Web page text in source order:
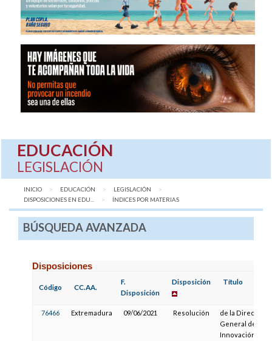
EDUCACIÓN
LEGISLACIÓN
INICIO EDUCACIÓN
LEGISLACIÓN
DISPOSICIONES EN EDU...
AQUÍ:
ÍNDICES POR MATERIAS
BÚSQUEDA AVANZADA
Disposiciones
Código CC.AA.
F.
Disposición
Disposición Título
76466 Extremadura 09/06/2021 Resolución
de la Dirección
General de
Innovación e